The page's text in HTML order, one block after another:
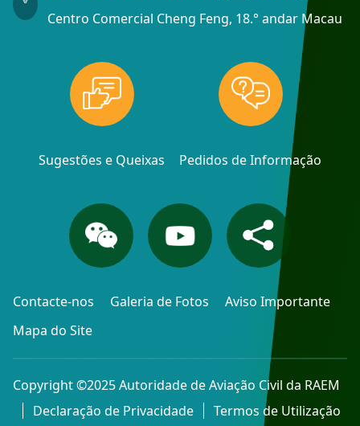
Centro Comercial Cheng Feng, 18.° andar Macau
Sugestões e Queixas Pedidos de Informação
Contacte-nos Galeria de Fotos
Aviso Importante
Mapa do Site
Copyright ©2025 Autoridade de Aviação Civil da RAEM
Declaração de Privacidade
Termos de Utilização